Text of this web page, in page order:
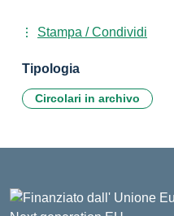
Stampa / Condividi
Tipologia
Circolari in archivo